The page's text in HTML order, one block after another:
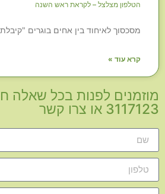
הטלפון מצלצל – לקראת ראש השנה
מסכסוך לאיחוד בין אחים בוגרים "קיבלתי
קרא עוד »
3117123 או צרו קשר